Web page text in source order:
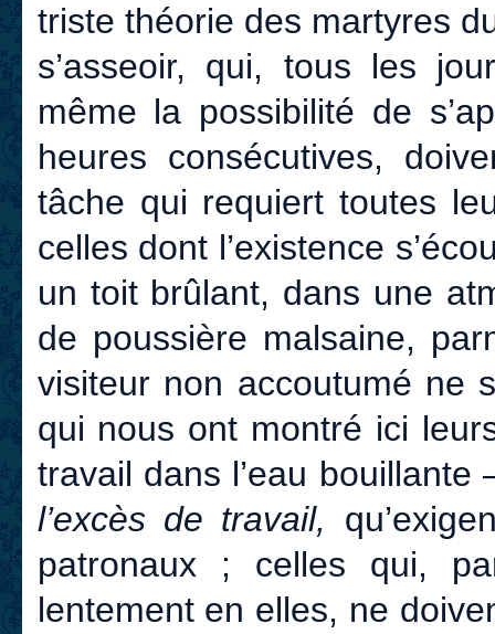
triste théorie des martyres
s’asseoir, qui, tous les
même la possibilité de
heures consécutives,
tâche qui requiert toutes
celles dont l’existence
un toit brûlant, dans une
de poussière malsaine,
visiteur non accoutumé ne
qui nous ont montré ici
travail dans l’eau bouillante
l’excès de travail,
patronaux ; celles qui,
lentement en elles, ne